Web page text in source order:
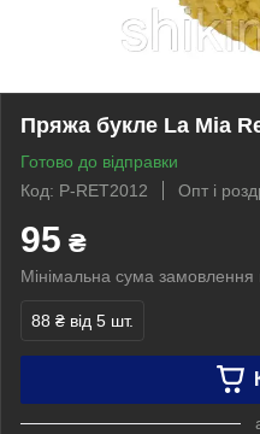
Пряжа букле La Mia
Готово до відправки
Код: P-RET2012
Опт і
95 ₴
Мінімальна сума
88 ₴ від 5 шт.